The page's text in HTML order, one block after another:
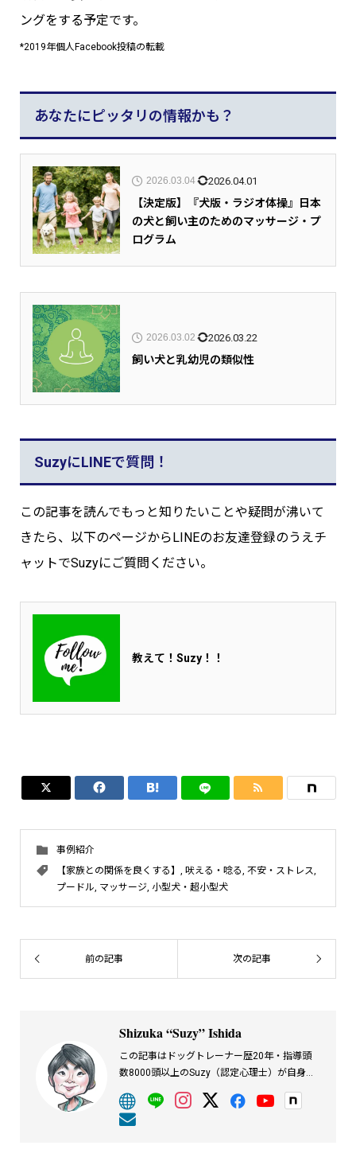
ングをする予定です。
*2019年個人Facebook投稿の転載
あなたにピッタリの情報かも？
2026.03.04 2026.04.01
【決定版】『犬版・ラジオ体操』日本
の犬と飼い主のためのマッサージ・プ
ログラム
2026.03.02 2026.03.22
飼い犬と乳幼児の類似性
SuzyにLINEで質問！
この記事を読んでもっと知りたいことや疑問が沸いて
きたら、以下のページからLINEのお友達登録のうえチ
ャットでSuzyにご質問ください。
教えて！Suzy！！
   
事例紹介
【家族との関係を良くする】 , 吠える・唸る, 不安・ストレス,
プードル, マッサージ, 小型犬・超小型犬
前の記事 次の記事
Shizuka “Suzy” Ishida
この記事はドッグトレーナー歴20年・指導頭
数8000頭以上のSuzy（認定心理士）が自身の